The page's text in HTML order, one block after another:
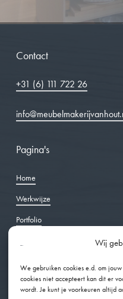
Wij
We gebruiken cookies e.d. om
cookies niet accepteert kan dit er
wordt. Je kunt je voorkeuren altijd
Contact
+31 (6) 111 722 26
Pagina's
Home
Werkwijze
Portfolio
Offerte